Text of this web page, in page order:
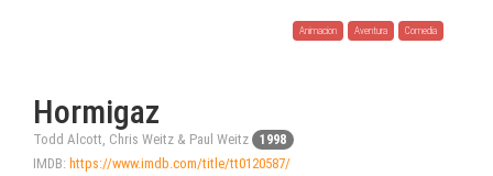
Animacion Aventura Comedia
Hormigaz
Todd Alcott, Chris Weitz & Paul Weitz 1998
IMDB: https://www.imdb.com/title/tt0120587/